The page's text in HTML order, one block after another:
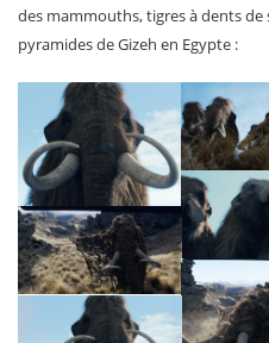
des mammouths, tigres à dents
pyramides de Gizeh en Egypte :
/fileadmin/img/sas_image/
40.jpg/fileadmin/img/sas_image/
41.jpg/fileadmin/img/sas_image/
42.jpg/fileadmin/img/sas_image/
43.jpg
/fileadmin/img/sas_image/
44.jpg/fileadmin/img/sas_image/
45.jpg/fileadmin/img/sas_image/
46.jpg/fileadmin/img/sas_image/
/fileadmin/img/sas_image/
/fileadmin/img/sas_image/